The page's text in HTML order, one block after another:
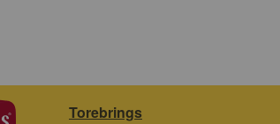
Torebrings